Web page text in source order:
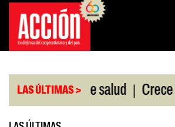
Saltar
contenido
LAS ÚLTIMAS >
cobertura de salud | Crece la